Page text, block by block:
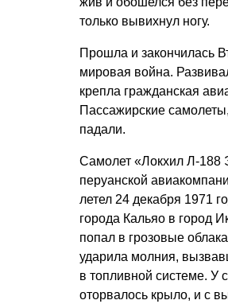
только вывихнул ногу.
Прошла и закончилась
мировая война.
крепла гражданская
Пассажирские
падали.
Самолет «Локхил Л-188
перуанской
летел 24 декабря 1971
города Кальяо в город
попал в грозовые
ударила молния,
в топливной системе. У
оторвалось крыло, и с